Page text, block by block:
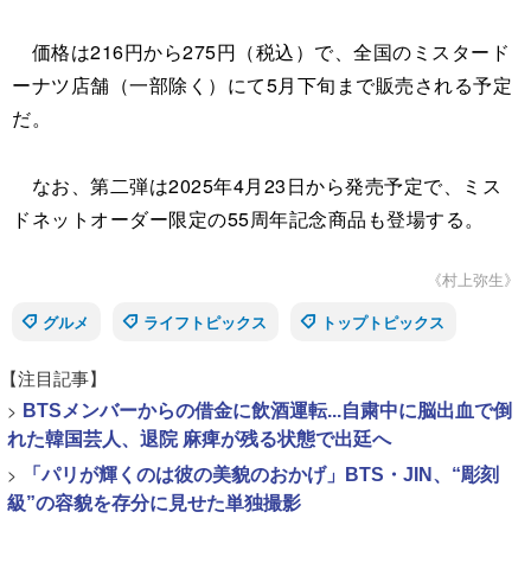
価格は216円から275円（税込）で、全国のミスタード
ーナツ店舗（一部除く）にて5月下旬まで販売される予定
だ。
なお、第二弾は2025年4月23日から発売予定で、ミス
ドネットオーダー限定の55周年記念商品も登場する。
《村上弥生》
グルメ
ライフトピックス トップトピックス
【注目記事】
> BTSメンバーからの借金に飲酒運転...自粛中に脳出血で倒
れた韓国芸人、退院 麻痺が残る状態で出廷へ
>
「パリが輝くのは彼の美貌のおかげ」BTS・JIN、“彫刻
級”の容貌を存分に見せた単独撮影